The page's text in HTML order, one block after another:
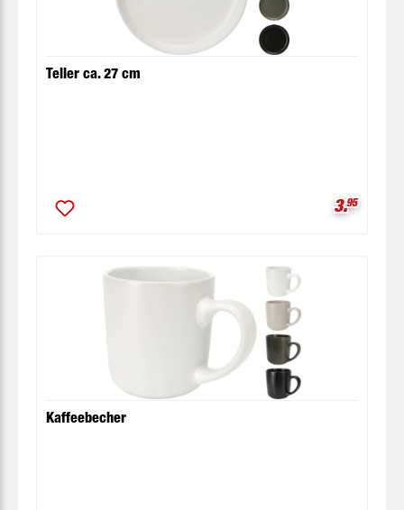
Teller ca. 27 cm
3.95
Kaffeebecher